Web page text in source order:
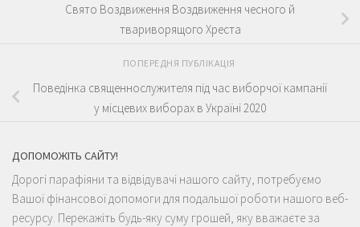
Свято Воздвиження Воздвиження чесного й
твариворящого Хреста
ПОПЕРЕДНЯ ПУБЛІКАЦІЯ
Поведінка священнослужителя під час виборчої кампанії
у місцевих виборах в Україні 2020
ДОПОМОЖІТЬ САЙТУ!
Дорогі парафіяни та відвідувачі нашого сайту, потребуємо
Вашої фінансової допомоги для подальшої роботи нашого веб-
ресурсу. Перекажіть будь-яку суму грошей, яку вважаєте за